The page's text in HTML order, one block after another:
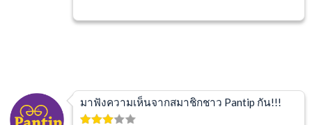
มาฟังความเห็นจากสมาชิกชาว Pantip กัน!!!